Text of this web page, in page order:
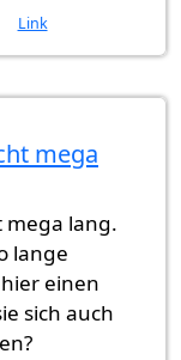
Link
mega
mega lang.
lange
einen
sich auch